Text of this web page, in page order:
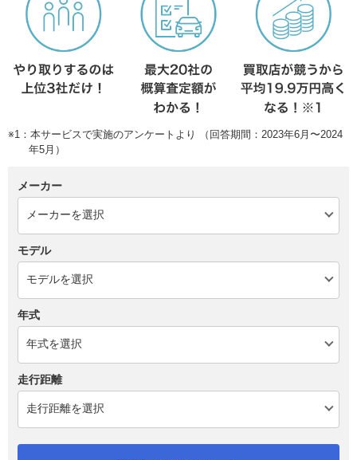
※1：本サービスで実施のアンケートより （回答期間：2023年6月〜2024
年5月）
メーカー
モデル
年式
走行距離